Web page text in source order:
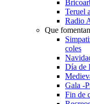
Teruel
Radio
Que
coles
Día de
Gala -
Fin de